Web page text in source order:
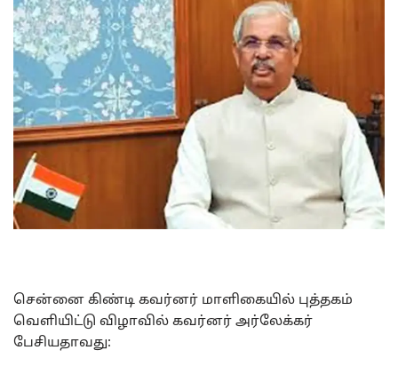
சென்னை கிண்டி கவர்னர் மாளிகையில் புத்தகம்
வெளியிட்டு விழாவில் கவர்னர் அர்லேக்கர்
பேசியதாவது: